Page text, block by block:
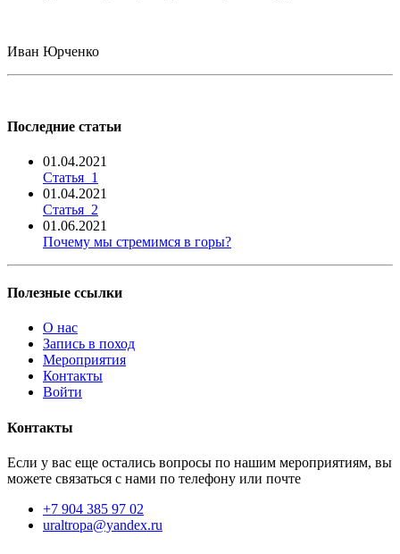
Иван Юрченко
Последние статьи
01.04.2021
Статья_1
01.04.2021
Статья_2
01.06.2021
Почему мы стремимся в горы?
Полезные ссылки
О нас
Запись в поход
Мероприятия
Контакты
Войти
Контакты
Если у вас еще остались вопросы по нашим мероприятиям, вы
можете связаться с нами по телефону или почте
+7 904 385 97 02
uraltropa@yandex.ru